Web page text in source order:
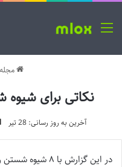
منو
نکاتی برای
آخرین به روز رسانی: 28 تیر
در این گزارش